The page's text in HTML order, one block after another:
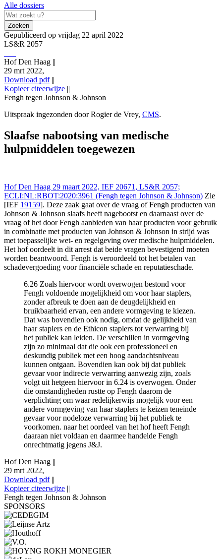
Alle dossiers
Zoeken
Gepubliceerd op vrijdag 22 april 2022
LS&R 2057
Hof Den Haag ||
29 mrt 2022,
Download pdf||
Kopieer citeerwijze ||
Fengh tegen Johnson & Johnson
ECLI:NL:RBOT:2020:3961 (Fengh tegen Johnson & Johnson),
medische-hulpmiddelen-toegewezen
Uitspraak ingezonden door Rogier de Vrey, CMS.
Slaafse nabootsing van medische
hulpmiddelen toegewezen
Hof Den Haag 29 maart 2022, IEF 20671, LS&R 2057;
ECLI:NL:RBOT:2020:3961 (Fengh tegen Johnson & Johnson) Zie
[IEF 19159]. Deze zaak gaat over de vraag of Fengh producten van
Johnson & Johnson slaafs heeft nagebootst en daarnaast over de
vraag of het door Fengh aanbieden van haar producten voor gebruik
in combinatie met producten van Johnson & Johnson in strijd was
met toepasselijke wet- en regelgeving over medische hulpmiddelen.
Het hof oordeelt in dit arrest dat beide vragen bevestigend moeten
worden beantwoord. Fengh is veroordeeld tot het betalen van
schadevergoeding voor financiële schade en reputatieschade.
6.26 Zoals hiervoor wordt overwogen bestond voor
Fengh voldoende mogelijkheid om voor haar staplers,
zonder afbreuk te doen aan de deugdelijkheid en
bruikbaarheid ervan, een andere vormgeving te kiezen.
Dat was bovendien ook nodig, omdat de gelijkheid van
haar staplers en de Ethicon staplers tot verwarring bij
het publiek kan leiden. De verschillen in vormgeving
zijn zo minimaal dat die ook een professioneel en
deskundig publiek met een hoog aandachtsniveau
kunnen ontgaan. Bovendien kan ook bij dat publiek
gevaar voor indirecte verwarring aanwezig zijn, zoals
volgt uit hetgeen hiervoor in 6.24 is overwogen. Onder
die omstandigheden rustte op Fengh daarom de
verplichting om waar redelijkerwijs mogelijk voor een
andere vormgeving van haar staplers te keizen teneinde
gevaar voor nodeloze verwarring bij het publiek te
voorkomen. naar het oordeel van het hof heeft Fengh
daaraan niet voldaan en daarmee handelde Fengh
onrechtmatig jegens J&J.
Hof Den Haag ||
29 mrt 2022,
Download pdf||
Kopieer citeerwijze ||
Fengh tegen Johnson & Johnson
SPONSORS